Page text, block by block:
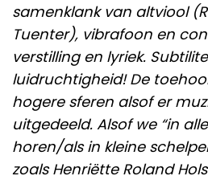
samenklank van altviool
Tuenter), vibrafoon en
verstilling en lyriek.
luidruchtigheid! De
hogere sferen alsof er
uitgedeeld. Alsof we “in
horen/als in kleine
zoals Henriëtte Roland